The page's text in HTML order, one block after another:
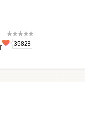
35828